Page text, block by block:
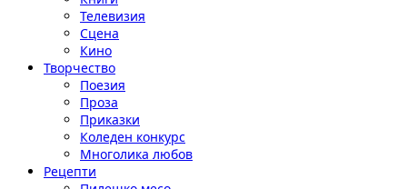
Телевизия
Сцена
Кино
Творчество
Поезия
Проза
Приказки
Коледен конкурс
Многолика любов
Рецепти